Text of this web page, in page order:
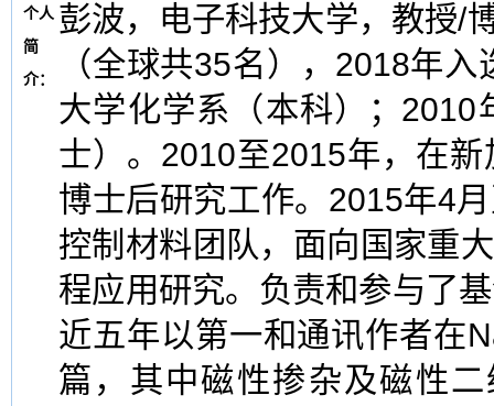
个人
简
介：
彭波，电子科技大学，教授/
（全球共35名），2018年
大学化学系（本科）；
士）。2010至2015年，在
博士后研究工作。2015年4
控制材料团队，面向国家重
程应用研究。负责和参与了
近五年以第一和通讯作者在
篇，其中磁性掺杂及磁性